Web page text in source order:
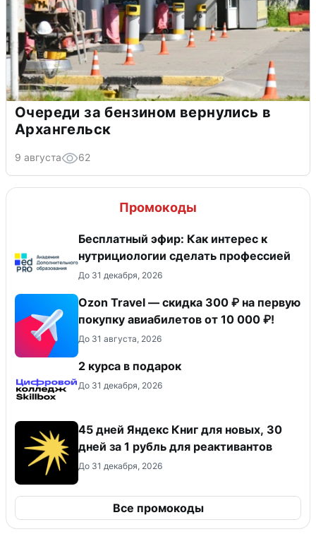
Очереди за бензином вернулись в
Архангельск
9 августа 62
Промокоды
Бесплатный эфир: Как интерес к
нутрициологии сделать профессией
До 31 декабря, 2026
Ozon Travel — скидка 300 ₽ на первую
покупку авиабилетов от 10 000 ₽!
До 31 августа, 2026
2 курса в подарок
До 31 декабря, 2026
45 дней Яндекс Книг для новых, 30
дней за 1 рубль для реактивантов
До 31 декабря, 2026
Все промокоды